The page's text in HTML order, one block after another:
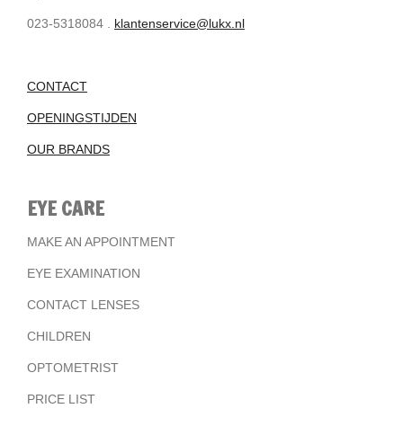
023-5318084 . klantenservice@lukx.nl
CONTACT
OPENINGSTIJDEN
OUR BRANDS
EYE CARE
MAKE AN APPOINTMENT
EYE EXAMINATION
CONTACT LENSES
CHILDREN
OPTOMETRIST
PRICE LIST